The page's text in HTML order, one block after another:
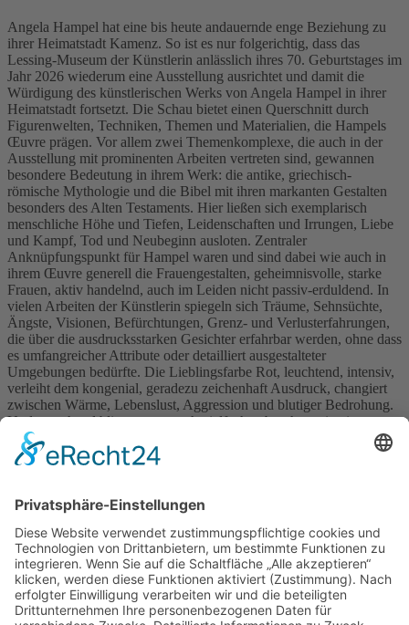
Angela Hampel hat eine bis heute andauernde enge Beziehung zu
ihrer Heimatstadt Kamenz. So ist es nur folgerichtig, dass das
Lessing-Museum der Künstlerin anlässlich ihres 70. Geburtstages im
Jahr 2026 wiederum eine Ausstellung ausrichtet und damit die
Würdigung des künstlerischen Werks von Angela Hampel in ihrer
Heimatstadt fortsetzt. Die Schau bietet einen Querschnitt durch
Figurenwelten, Techniken, Themen und Materialien, die Hampels
Œuvre prägen. Vor allem zwei Themenkomplexe, die auch in der
Ausstellung mit prominenten Arbeiten vertreten sind, gewannen
besondere Bedeutung in ihrem Werk: die antike, griechisch-
römische Mythologie und die Bibel mit ihren markanten Gestalten
besonders des Alten Testaments. Hier ließen sich exemplarisch
menschliche Höhe und Tiefen, Leidenschaften und Irrungen, Liebe
und Kampf, Tod und Neubeginn ausloten. Zentraler
Anknüpfungspunkt für Hampel waren und sind dabei wie auch in
ihrem Œuvre generell die Frauengestalten, geheimnisvolle, starke
Frauen, aktiv handelnd, auch im Leiden nicht passiv-erduldend. In
vielen Arbeiten der Künstlerin spiegeln sich Träume, Sehnsüchte,
Ängste, Visionen, Befürchtungen, Grenz- und Verlusterfahrungen,
die über die ausdrucksstarken Gesichter erfahrbar werden, ohne dass
es umfangreicher Attribute oder detailliert ausgestalteter
Umgebungen bedürfte. Die Lieblingsfarbe Rot, leuchtend, intensiv,
verleiht dem kongenial, geradezu zeichenhaft Ausdruck, changiert
zwischen Wärme, Lebenslust, Aggression und blutiger Bedrohung.
Und manchmal blitzt, wenn auch vielfach gebrochen, eine im
Œuvre der Künstlerin eher seltene Leichtigkeit des Seins auf. Eine
Serie zur Laokoon-Gruppe, die sich in das Themenfeld der
Mythologie einordnet, ist extra für diese Schau geschaffen worden,
Teil der Schau ist den von Hampel gestalteten Künstlerbüchern
Dichters Federico García Lorca ist ein Künstlerbuch zu Heinrich
von Kleists Drama „Penthesilea“ zu sehen. Mit „Am Stein. Neun
Ansichten“ schließt sich der Kreis zu Kamenz, wie neben der
Ansicht der Kamenzer Hauptkirche St. Marien auf dem Einband
schon der Titel des Bandes verrät, der auf den sorbischen Namen
der Stadt anspielt.